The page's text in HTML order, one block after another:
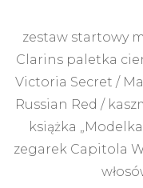
zestaw startowy
Clarins paletka
Victoria Secret /
Russian Red /
książka
zegarek Capitola